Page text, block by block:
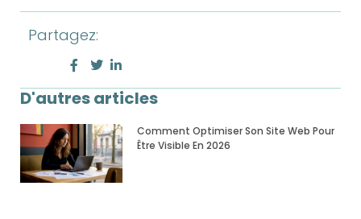
Partagez:
D'autres articles
Comment Optimiser Son Site Web Pour
Être Visible En 2026